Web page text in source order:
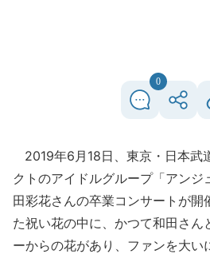
0
2019年6月18日、東京・日本武
クトのアイドルグループ「アンジ
田彩花さんの卒業コンサートが開
た祝い花の中に、かつて和田さん
ーからの花があり、ファンを大い